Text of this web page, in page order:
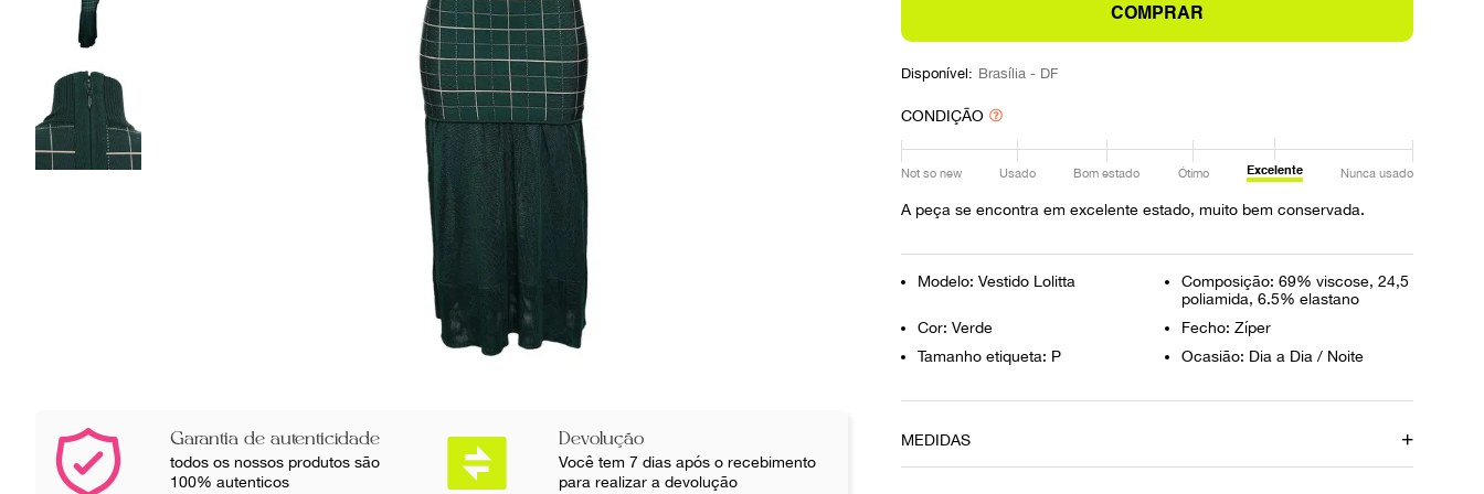
Garantia de autenticidade
todos os nossos produtos são
100% autenticos
Devolução
Você tem 7 dias após o recebimento
para realizar a devolução
COMPRAR
Disponível: Brasília - DF
CONDIÇÃO
Not so new Usado Bom estado Ótimo Excelente Nunca usado
A peça se encontra em excelente estado, muito bem conservada.
Modelo: Vestido Lolitta
Composição: 69% viscose, 24,5
poliamida, 6.5% elastano
Cor: Verde
Fecho: Zíper
Tamanho etiqueta: P
Ocasião: Dia a Dia / Noite
MEDIDAS